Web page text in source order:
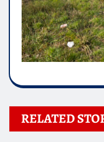
RELATED